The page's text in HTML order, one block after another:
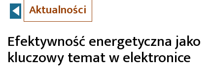
Aktualności
Efektywność energetyczna jako
kluczowy temat w elektronice